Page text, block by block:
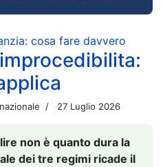
cosa fare davvero
27 Luglio 2026
non è quanto dura la
dei tre regimi ricade il